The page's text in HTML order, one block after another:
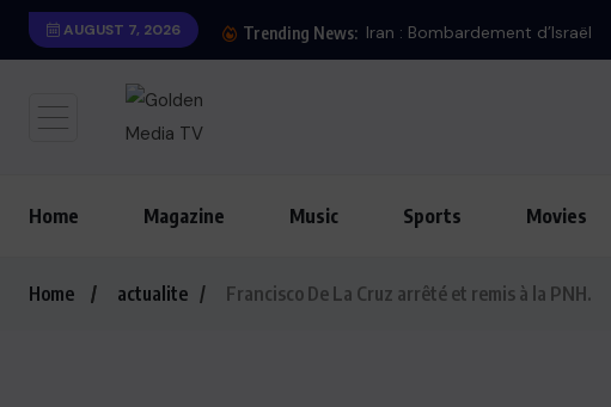
AUGUST 7, 2026 Trending News:
Home Magazine Music Sports Movies
Home actualite Francisco De La Cruz arrêté et remis à la PNH.